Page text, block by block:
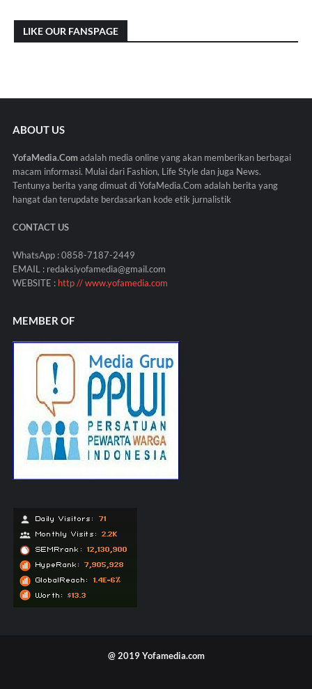
LIKE OUR FANSPAGE
ABOUT US
YofaMedia.Comadalah media online yang akan memberikan berbagai
macam informasi. Mulai dari Fashion, Life Style dan juga News.
Tentunya berita yang dimuat di YofaMedia.Com adalah berita yang
hangat dan terupdate berdasarkan kode etik jurnalistik
CONTACT US
WhatsApp : 0858-7187-2449
EMAIL : redaksiyofamedia@gmail.com
WEBSITE : http // www.yofamedia.com
MEMBER OF
@ 2019 Yofamedia.com